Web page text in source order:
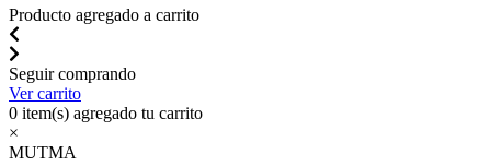
Producto agregado a carrito
Seguir comprando
Ver carrito
0 item(s) agregado tu carrito
×
MUTMA